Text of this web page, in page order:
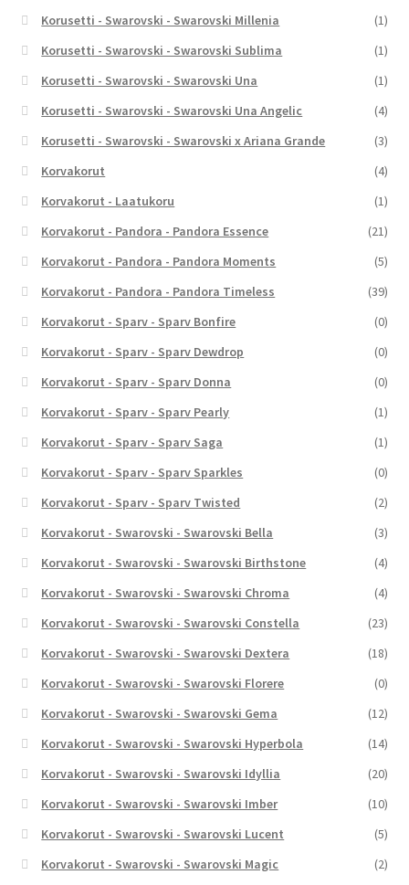
Korusetti - Swarovski - Swarovski Millenia
(1)
Korusetti - Swarovski - Swarovski Sublima
(1)
Korusetti - Swarovski - Swarovski Una
(1)
Korusetti - Swarovski - Swarovski Una Angelic
(4)
Korusetti - Swarovski - Swarovski x Ariana Grande
(3)
Korvakorut
(4)
Korvakorut - Laatukoru
(1)
Korvakorut - Pandora - Pandora Essence
(21)
Korvakorut - Pandora - Pandora Moments
(5)
Korvakorut - Pandora - Pandora Timeless
(39)
Korvakorut - Sparv - Sparv Bonfire
(0)
Korvakorut - Sparv - Sparv Dewdrop
(0)
Korvakorut - Sparv - Sparv Donna
(0)
Korvakorut - Sparv - Sparv Pearly
(1)
Korvakorut - Sparv - Sparv Saga
(1)
Korvakorut - Sparv - Sparv Sparkles
(0)
Korvakorut - Sparv - Sparv Twisted
(2)
Korvakorut - Swarovski - Swarovski Bella
(3)
Korvakorut - Swarovski - Swarovski Birthstone
(4)
Korvakorut - Swarovski - Swarovski Chroma
(4)
Korvakorut - Swarovski - Swarovski Constella
(23)
Korvakorut - Swarovski - Swarovski Dextera
(18)
Korvakorut - Swarovski - Swarovski Florere
(0)
Korvakorut - Swarovski - Swarovski Gema
(12)
Korvakorut - Swarovski - Swarovski Hyperbola
(14)
Korvakorut - Swarovski - Swarovski Idyllia
(20)
Korvakorut - Swarovski - Swarovski Imber
(10)
Korvakorut - Swarovski - Swarovski Lucent
(5)
Korvakorut - Swarovski - Swarovski Magic
(2)